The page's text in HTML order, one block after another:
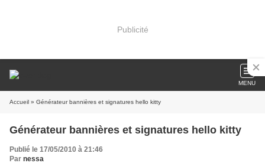
Publicité
MENU
Accueil » Générateur bannières et signatures hello kitty
Générateur bannières et signatures hello kitty
Publié le 17/05/2010 à 21:46
Par nessa